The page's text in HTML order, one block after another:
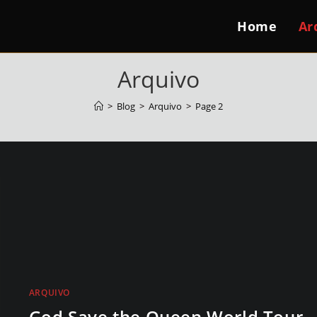
Home
Arquivo
> Blog > Arquivo > Page 2
ARQUIVO